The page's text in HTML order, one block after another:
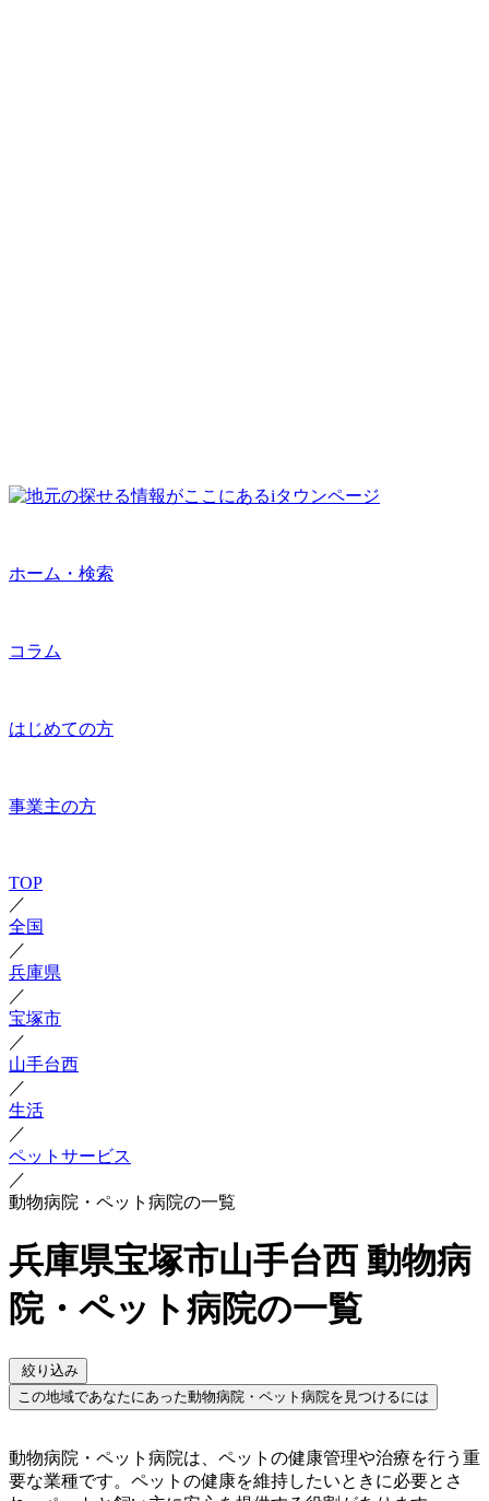
ホーム・検索
コラム
はじめての方
事業主の方
TOP
／
全国
／
兵庫県
／
宝塚市
／
山手台西
／
生活
／
ペットサービス
／
動物病院・ペット病院の一覧
兵庫県宝塚市山手台西 動物病
院・ペット病院の一覧
絞り込み
この地域であなたにあった動物病院・ペット病院を見つけるには
動物病院・ペット病院は、ペットの健康管理や治療を行う重
要な業種です。ペットの健康を維持したいときに必要とさ